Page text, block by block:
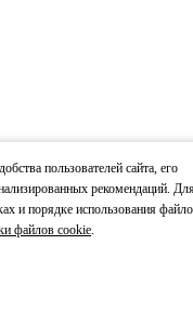
пользователей сайта, его
рекомендаций.
и порядке использования
файлов cookie.